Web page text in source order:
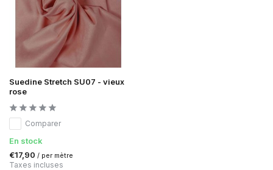
Suedine Stretch SU07 - vieux
rose
Comparer
En stock
€17,90 / per mètre
Taxes incluses